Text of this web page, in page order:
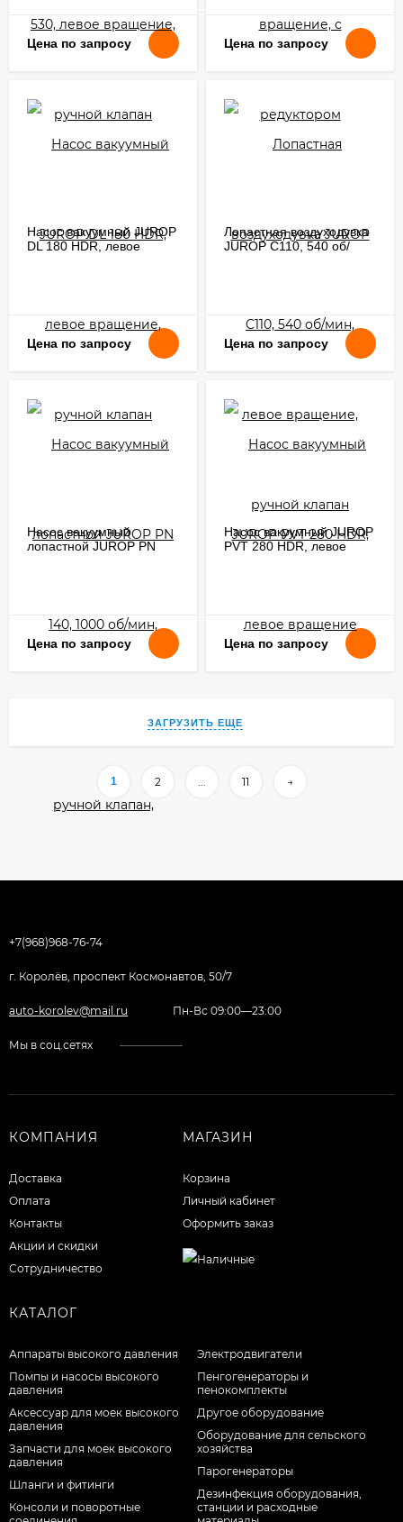
Цена по запросу Цена по запросу
Насос вакуумный JUROP
DL 180 HDR, левое
Цена по запросу
Лопастная воздуходувка
JUROP C110, 540 об/
Цена по запросу
Насос вакуумный
лопастной JUROP PN
Цена по запросу
Насос вакуумный JUROP
PVT 280 HDR, левое
Цена по запросу
ЗАГРУЗИТЬ ЕЩЕ
1 2 11 →
+7(968)968-76-74
г. Королёв, проспект Космонавтов, 50/7
auto-korolev@mail.ru Пн-Вс 09:00—23:00
Мы в соц.сетях
КОМПАНИЯ
Доставка
Оплата
Контакты
Акции и скидки
Сотрудничество
МАГАЗИН
Корзина
Личный кабинет
Оформить заказ
КАТАЛОГ
Аппараты высокого давления
Помпы и насосы высокого
давления
Аксессуар для моек высокого
давления
Запчасти для моек высокого
давления
Шланги и фитинги
Консоли и поворотные
Электродвигатели
Пенгогенераторы и
пенокомплекты
Другое оборудование
Оборудование для сельского
хозяйства
Парогенераторы
Дезинфекция оборудования,
станции и расходные